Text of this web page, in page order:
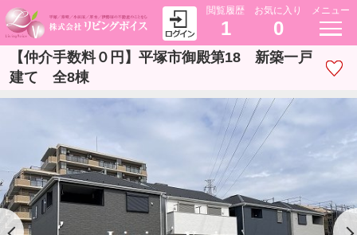
閲覧履歴
1
お気に入り
0
メニュー
【仲介手数料０円】平塚市御殿第18 新築一戸
建て 全8棟